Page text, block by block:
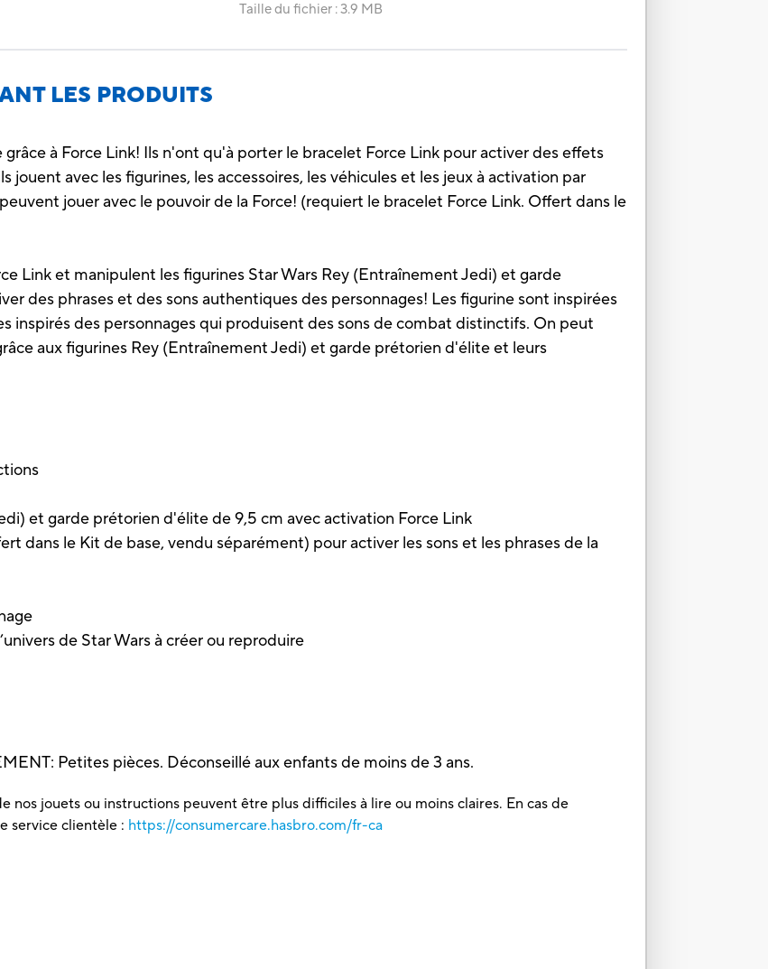
Taille du fichier :3.9 MB
LES PRODUITS
à Force Link! Ils n'ont qu'à porter le bracelet Force Link pour activer des effets
jouent avec les figurines, les accessoires, les véhicules et les jeux à activation par
jouer avec le pouvoir de la Force! (requiert le bracelet Force Link. Offert dans le
Link et manipulent les figurines Star Wars Rey (Entraînement Jedi) et garde
des phrases et des sons authentiques des personnages! Les figurine sont inspirées
inspirés des personnages qui produisent des sons de combat distinctifs. On peut
aux figurines Rey (Entraînement Jedi) et garde prétorien d'élite et leurs
et garde prétorien d'élite de 9,5 cm avec activation Force Link
dans le Kit de base, vendu séparément) pour activer les sons et les phrases de la
de Star Wars à créer ou reproduire
Petites pièces. Déconseillé aux enfants de moins de 3 ans.
nos jouets ou instructions peuvent être plus difficiles à lire ou moins claires. En cas de
service clientèle : https://consumercare.hasbro.com/fr-ca